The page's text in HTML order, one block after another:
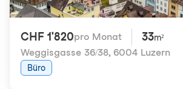
CHF 1'820pro Monat 33m²
Weggisgasse 36/38, 6004 Luzern
Büro